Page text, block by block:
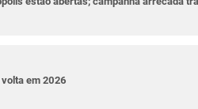
em 2026